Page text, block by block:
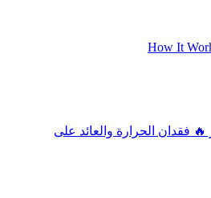
🔥 فقدان الحرارة والعائد على